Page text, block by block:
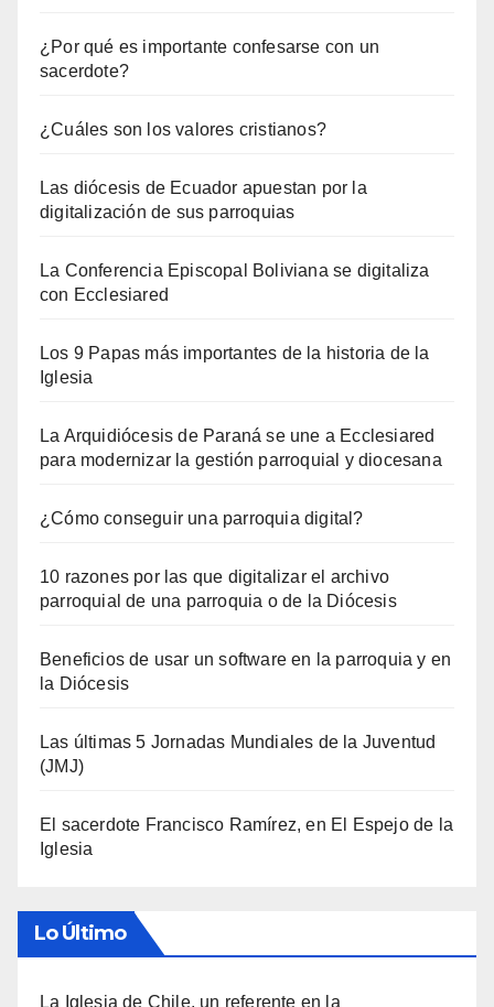
¿Por qué es importante confesarse con un
sacerdote?
¿Cuáles son los valores cristianos?
Las diócesis de Ecuador apuestan por la
digitalización de sus parroquias
La Conferencia Episcopal Boliviana se digitaliza
con Ecclesiared
Los 9 Papas más importantes de la historia de la
Iglesia
La Arquidiócesis de Paraná se une a Ecclesiared
para modernizar la gestión parroquial y diocesana
¿Cómo conseguir una parroquia digital?
10 razones por las que digitalizar el archivo
parroquial de una parroquia o de la Diócesis
Beneficios de usar un software en la parroquia y en
la Diócesis
Las últimas 5 Jornadas Mundiales de la Juventud
(JMJ)
El sacerdote Francisco Ramírez, en El Espejo de la
Iglesia
Lo Último
La Iglesia de Chile, un referente en la